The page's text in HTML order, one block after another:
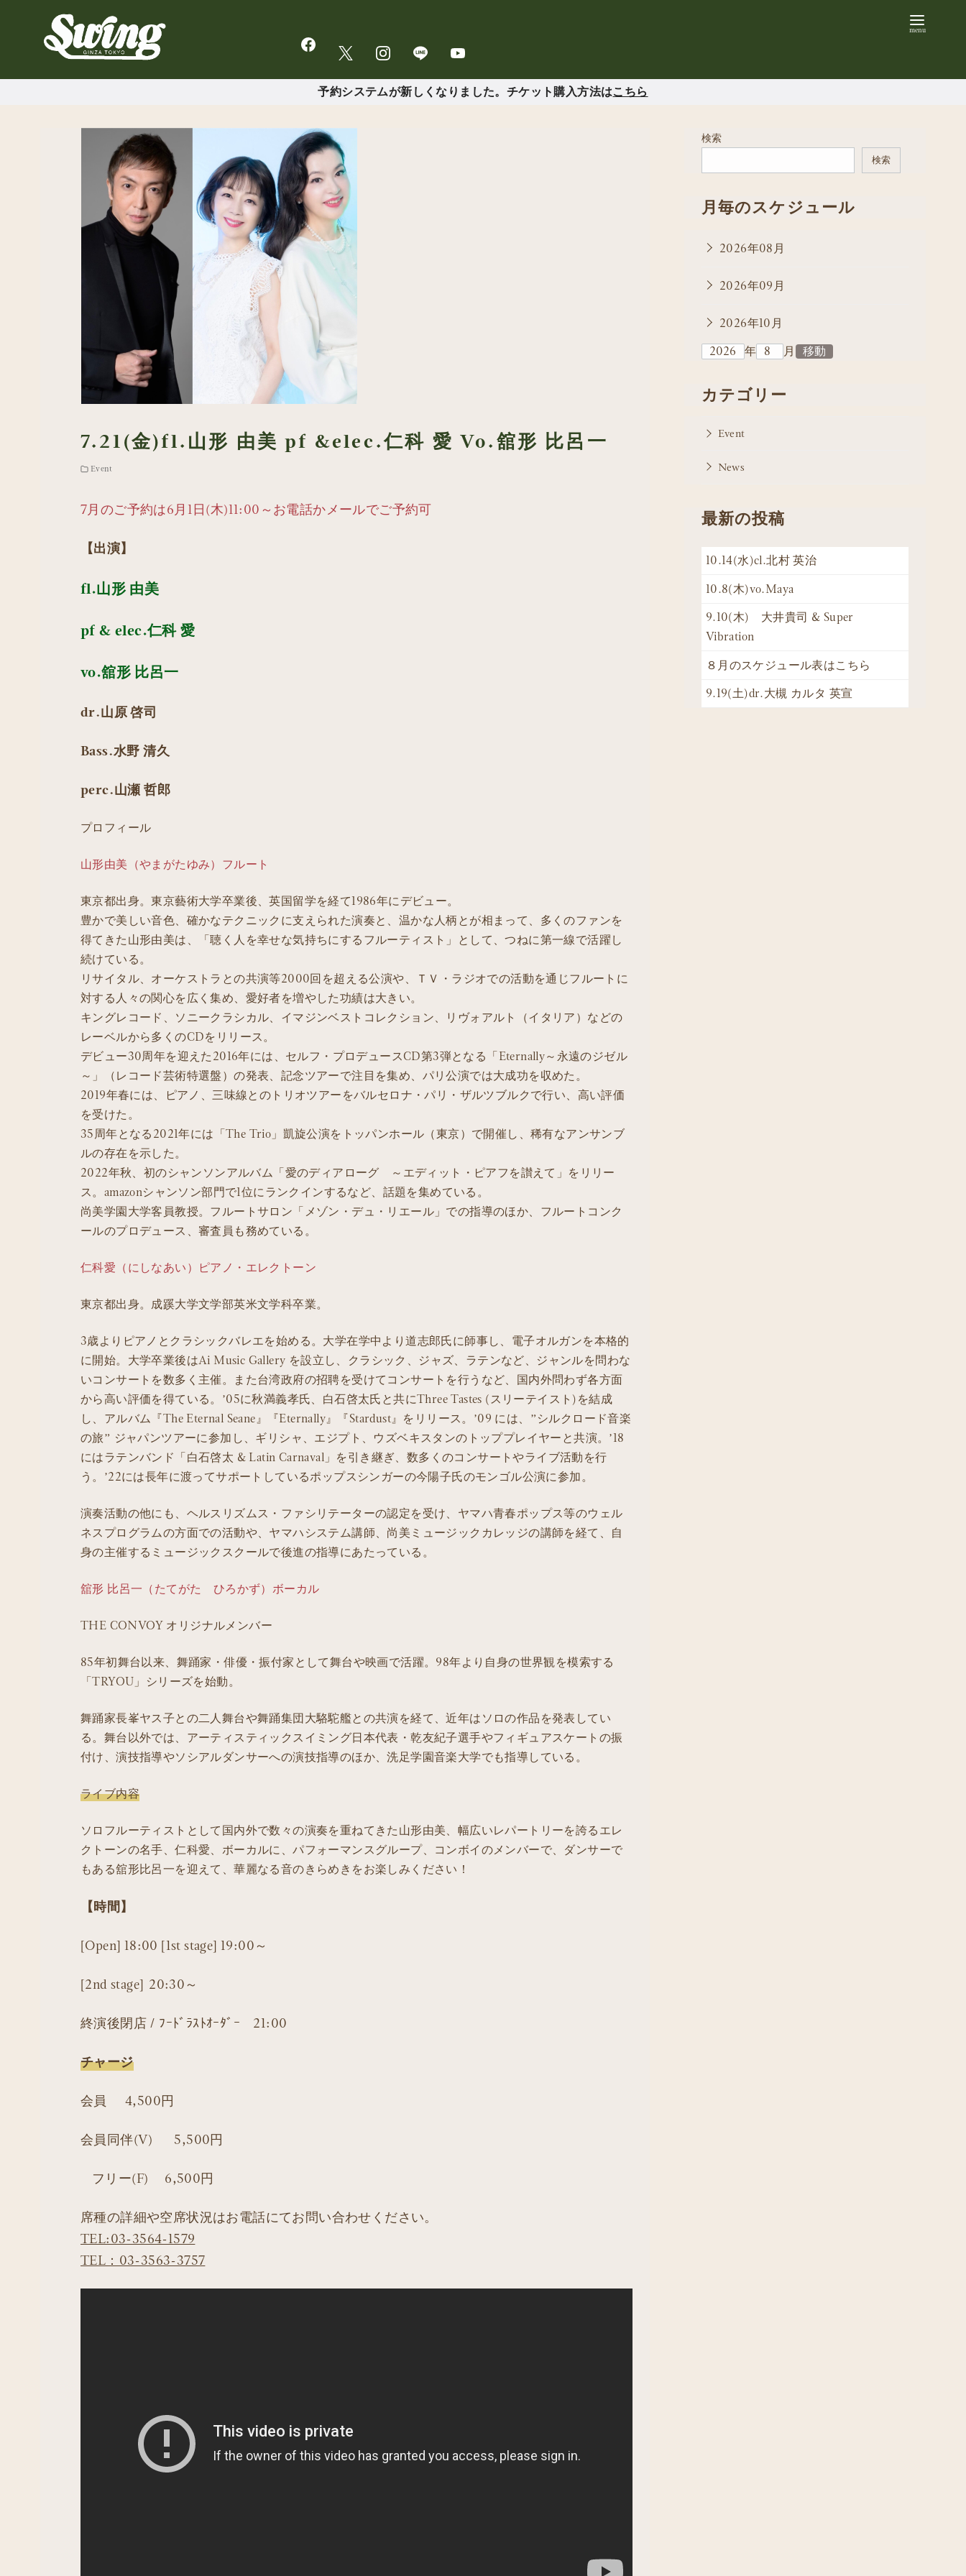
予約システムが新しくなりました。チケット購入方法はこちら
7.21(金)fl.山形 由美 pf &elec.仁科 愛 Vo.舘形 比呂一
Event
7月のご予約は6月1日(木)11:00～お電話かメールでご予約可
【出演】
fl.山形 由美
pf & elec.仁科 愛
vo.舘形 比呂一
dr.山原 啓司
Bass.水野 清久
perc.山瀬 哲郎
プロフィール
山形由美（やまがたゆみ）フルート
東京都出身。東京藝術大学卒業後、英国留学を経て1986年にデビュー。
豊かで美しい音色、確かなテクニックに支えられた演奏と、温かな人柄とが相まって、多くのファンを
得てきた山形由美は、「聴く人を幸せな気持ちにするフルーティスト」として、つねに第一線で活躍し
続けている。
リサイタル、オーケストラとの共演等2000回を超える公演や、ＴＶ・ラジオでの活動を通じフルートに
対する人々の関心を広く集め、愛好者を増やした功績は大きい。
キングレコード、ソニークラシカル、イマジンベストコレクション、リヴォアルト（イタリア）などの
レーベルから多くのCDをリリース。
デビュー30周年を迎えた2016年には、セルフ・プロデュースCD第3弾となる「Eternally～永遠のジゼル
～」（レコード芸術特選盤）の発表、記念ツアーで注目を集め、パリ公演では大成功を収めた。
2019年春には、ピアノ、三味線とのトリオツアーをバルセロナ・パリ・ザルツブルクで行い、高い評価
を受けた。
35周年となる2021年には「The Trio」凱旋公演をトッパンホール（東京）で開催し、稀有なアンサンブ
ルの存在を示した。
2022年秋、初のシャンソンアルバム「愛のディアローグ ～エディット・ピアフを讃えて」をリリー
ス。amazonシャンソン部門で1位にランクインするなど、話題を集めている。
尚美学園大学客員教授。フルートサロン「メゾン・デュ・リエール」での指導のほか、フルートコンク
ールのプロデュース、審査員も務めている。
仁科愛（にしなあい）ピアノ・エレクトーン
東京都出身。成蹊大学文学部英米文学科卒業。
3歳よりピアノとクラシックバレエを始める。大学在学中より道志郎氏に師事し、電子オルガンを本格的
に開始。大学卒業後はAi Music Gallery を設立し、クラシック、ジャズ、ラテンなど、ジャンルを問わな
いコンサートを数多く主催。また台湾政府の招聘を受けてコンサートを行うなど、国内外問わず各方面
から高い評価を得ている。’05に秋満義孝氏、白石啓太氏と共にThree Tastes (スリーテイスト)を結成
し、アルバム『The Eternal Seane』『Eternally』『Stardust』をリリース。’09 には、”シルクロード音楽
の旅” ジャパンツアーに参加し、ギリシャ、エジプト、ウズベキスタンのトッププレイヤーと共演。’18
にはラテンバンド「白石啓太 & Latin Carnaval」を引き継ぎ、数多くのコンサートやライブ活動を行
う。’22には長年に渡ってサポートしているポップスシンガーの今陽子氏のモンゴル公演に参加。
演奏活動の他にも、ヘルスリズムス・ファシリテーターの認定を受け、ヤマハ青春ポップス等のウェル
ネスプログラムの方面での活動や、ヤマハシステム講師、尚美ミュージックカレッジの講師を経て、自
身の主催するミュージックスクールで後進の指導にあたっている。
舘形 比呂一（たてがた ひろかず）ボーカル
THE CONVOY オリジナルメンバー
85年初舞台以来、舞踊家・俳優・振付家として舞台や映画で活躍。98年より自身の世界観を模索する
「TRYOU」シリーズを始動。
舞踊家長峯ヤス子との二人舞台や舞踊集団大駱駝艦との共演を経て、近年はソロの作品を発表してい
る。舞台以外では、アーティスティックスイミング日本代表・乾友紀子選手やフィギュアスケートの振
付け、演技指導やソシアルダンサーへの演技指導のほか、洗足学園音楽大学でも指導している。
ライブ内容
ソロフルーティストとして国内外で数々の演奏を重ねてきた山形由美、幅広いレパートリーを誇るエレ
クトーンの名手、仁科愛、ボーカルに、パフォーマンスグループ、コンボイのメンバーで、ダンサーで
もある舘形比呂一を迎えて、華麗なる音のきらめきをお楽しみください！
【時間】
[Open] 18:00 [1st stage] 19:00～
[2nd stage] 20:30～
終演後閉店 / ﾌｰﾄﾞﾗｽﾄｵｰﾀﾞｰ 21:00
チャージ
会員 4,500円
会員同伴(V) 5,500円
フリー(F) 6,500円
席種の詳細や空席状況はお電話にてお問い合わせください。
TEL:03-3564-1579
TEL：03-3563-3757
検索
検索
月毎のスケジュール
2026年08月
2026年09月
2026年10月
年
月
カテゴリー
Event
News
最新の投稿
10.14(水)cl.北村 英治
10.8(木)vo.Maya
9.10(木) 大井貴司 & Super
Vibration
８月のスケジュール表はこちら
9.19(土)dr.大槻 カルタ 英宣